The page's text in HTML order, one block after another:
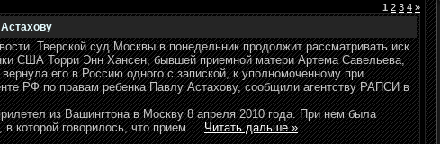
1 2 3 4 »
Тверской суд Москвы в понедельник продолжит рассматривать иск
США Торри Энн Хансен, бывшей приемной матери Артема Савельева,
вернула его в Россию одного с запиской, к уполномоченному при
РФ по правам ребенка Павлу Астахову, сообщили агентству РАПСИ в
из Вашингтона в Москву 8 апреля 2010 года. При нем была
в которой говорилось, что прием...Читать дальше »